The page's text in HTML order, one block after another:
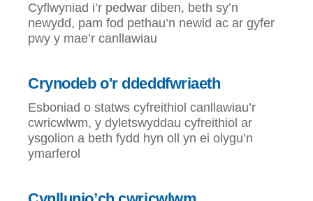
Cyflwyniad i’r pedwar diben, beth sy’n
newydd, pam fod pethau’n newid ac ar gyfer
pwy y mae’r canllawiau
Crynodeb o'r ddeddfwriaeth
Esboniad o statws cyfreithiol canllawiau’r
cwricwlwm, y dyletswyddau cyfreithiol ar
ysgolion a beth fydd hyn oll yn ei olygu’n
ymarferol